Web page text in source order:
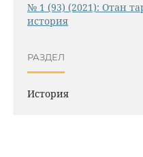
№ 1 (93) (2021): Отан
история
РАЗДЕЛ
История